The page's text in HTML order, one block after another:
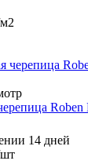
14 дней